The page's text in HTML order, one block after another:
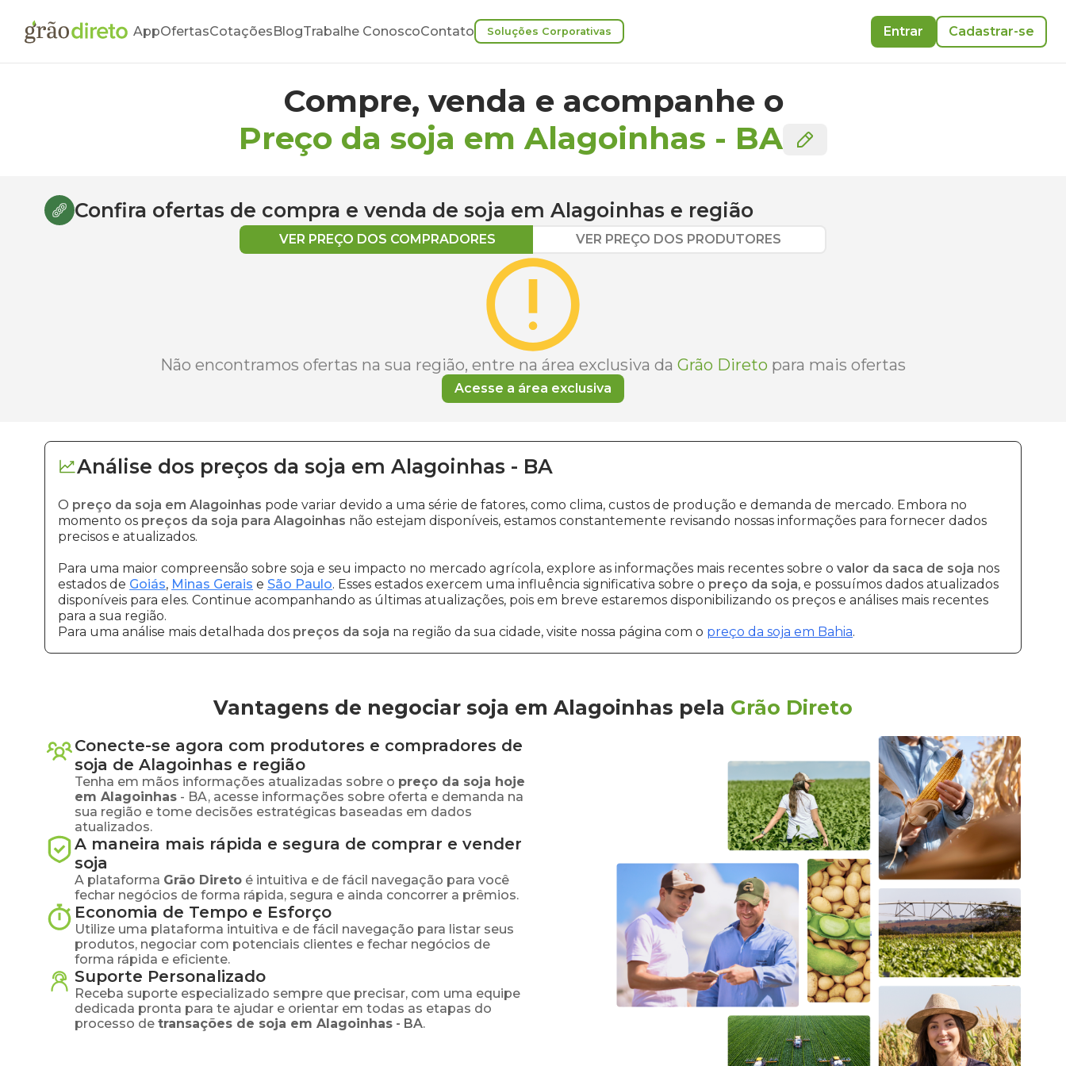
AppOfertasCotaçõesBlogTrabalhe ConoscoContato Soluções Corporativas Entrar Cadastrar-se
Compre, venda e acompanhe o
Preço da soja em Alagoinhas - BA
Confira ofertas de compra e venda de soja em Alagoinhas e região
VER PREÇO DOS COMPRADORES VER PREÇO DOS PRODUTORES
Não encontramos ofertas na sua região, entre na área exclusiva da Grão Direto para mais ofertas
Acesse a área exclusiva
Análise dos preços da soja em Alagoinhas - BA
O preço da soja em Alagoinhas pode variar devido a uma série de fatores, como clima, custos de produção e demanda de mercado. Embora no
momento os preços da soja para Alagoinhas não estejam disponíveis, estamos constantemente revisando nossas informações para fornecer dados
precisos e atualizados.
Para uma maior compreensão sobre soja e seu impacto no mercado agrícola, explore as informações mais recentes sobre o valor da saca de soja nos
estados de Goiás, Minas Gerais e São Paulo. Esses estados exercem uma influência significativa sobre o preço da soja, e possuímos dados atualizados
disponíveis para eles. Continue acompanhando as últimas atualizações, pois em breve estaremos disponibilizando os preços e análises mais recentes
para a sua região.
Para uma análise mais detalhada dos preços da soja na região da sua cidade, visite nossa página com o preço da soja em Bahia.
Vantagens de negociar soja em Alagoinhas pela Grão Direto
Conecte-se agora com produtores e compradores de
soja de Alagoinhas e região
Tenha em mãos informações atualizadas sobre o preço da soja hoje
em Alagoinhas - BA, acesse informações sobre oferta e demanda na
sua região e tome decisões estratégicas baseadas em dados
atualizados.
A maneira mais rápida e segura de comprar e vender
soja
A plataforma Grão Direto é intuitiva e de fácil navegação para você
fechar negócios de forma rápida, segura e ainda concorrer a prêmios.
Economia de Tempo e Esforço
Utilize uma plataforma intuitiva e de fácil navegação para listar seus
produtos, negociar com potenciais clientes e fechar negócios de
forma rápida e eficiente.
Suporte Personalizado
Receba suporte especializado sempre que precisar, com uma equipe
dedicada pronta para te ajudar e orientar em todas as etapas do
processo de transações de soja em Alagoinhas - BA.